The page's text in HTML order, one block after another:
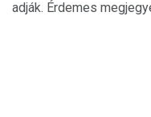
adják. Érdemes